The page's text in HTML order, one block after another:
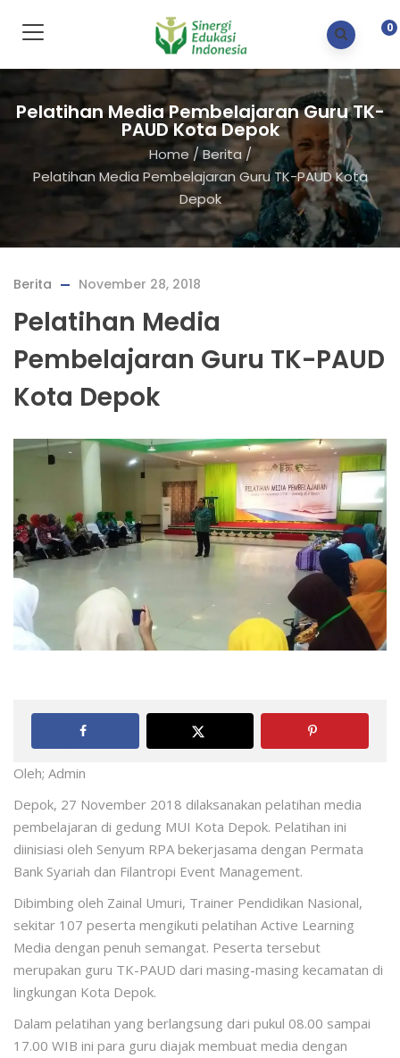
0
Pelatihan Media Pembelajaran Guru TK-
PAUD Kota Depok
Home / Berita /
Pelatihan Media Pembelajaran Guru TK-PAUD Kota
Depok
Berita November 28, 2018
Pelatihan Media
Pembelajaran Guru TK-PAUD
Kota Depok
Oleh; Admin
Depok, 27 November 2018 dilaksanakan pelatihan media
pembelajaran di gedung MUI Kota Depok. Pelatihan ini
diinisiasi oleh Senyum RPA bekerjasama dengan Permata
Bank Syariah dan Filantropi Event Management.
Dibimbing oleh Zainal Umuri, Trainer Pendidikan Nasional,
sekitar 107 peserta mengikuti pelatihan Active Learning
Media dengan penuh semangat. Peserta tersebut
merupakan guru TK-PAUD dari masing-masing kecamatan di
lingkungan Kota Depok.
Dalam pelatihan yang berlangsung dari pukul 08.00 sampai
17.00 WIB ini para guru diajak membuat media dengan